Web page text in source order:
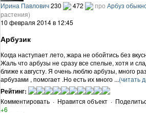
Ирина Павлович230 472 про Арбуз
растения)
10 февраля 2014 в 12:45
Арбузик
Когда наступает лето, жара не обойтись без
Жаль что арбузы не сразу все спелые, хотя и
ближе к августу. Я очень люблю арбузы, много
арбузами , помогает .Но есть их много ...(читать
Рейтинг:
Комментировать · Нравится объект ·
+6